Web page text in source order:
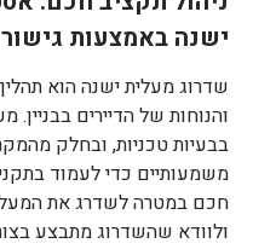
ישנה באמצעות גישור
שדרוג מעלית ישנה הוא
והנוחות של הדיירים בבניין.
בבעיות טכניות, ובחלק
משמעותיים כדי לעמוד
חכם במטרה לשדרג את
ולוודא שהשדרוג מתבצע